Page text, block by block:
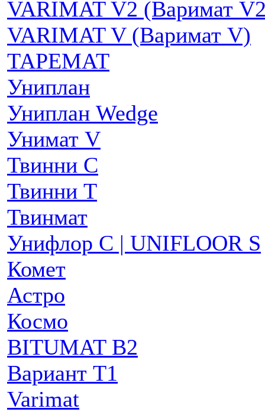
VARIMAT V2 (Варимат
VARIMAT V (Варимат V)
ТАРЕМАТ
Униплан
Униплан Wedge
Унимат V
Твинни С
Твинни Т
Твинмат
Унифлор C | UNIFLOOR S
Комет
Астро
Космо
BITUMAT B2
Вариант Т1
Varimat